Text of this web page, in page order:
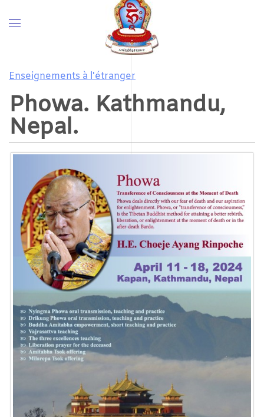
Enseignements à l'étranger
Phowa. Kathmandu,
Nepal.